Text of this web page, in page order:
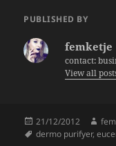
e er
PUBLISHED BY
femketje
contact:
View all
Posted
on
21/12/2012
Tags
dermo purifyer,